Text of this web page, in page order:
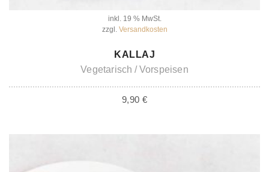
inkl. 19 % MwSt.
zzgl. Versandkosten
IN DEN WARENKORB
KALLAJ
Vegetarisch
Vorspeisen
9,90 €